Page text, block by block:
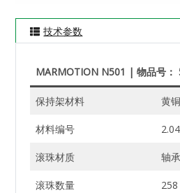
技术参数
MARMOTION N501 | 物品号：
保持架材料 黄铜
材料编号
滚珠材质 轴
滚珠数量 258